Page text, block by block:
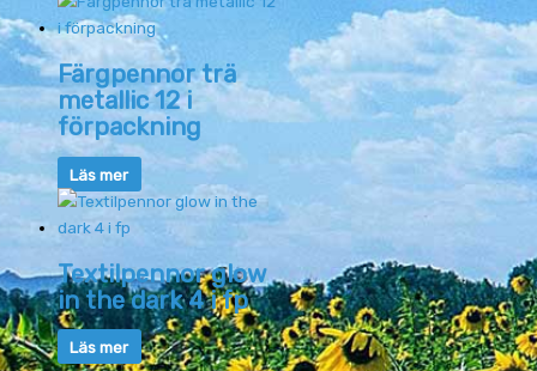
Färgpennor trä
metallic 12 i
förpackning
Läs mer
Textilpennor glow
in the dark 4 i fp
Läs mer